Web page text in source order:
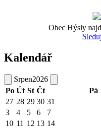
Obec Hýsly
Kalendář
Srpen2026
Po Út St Čt Pá
27 28 29 30 31
3
4 5 6 7
10 11 12 13 14